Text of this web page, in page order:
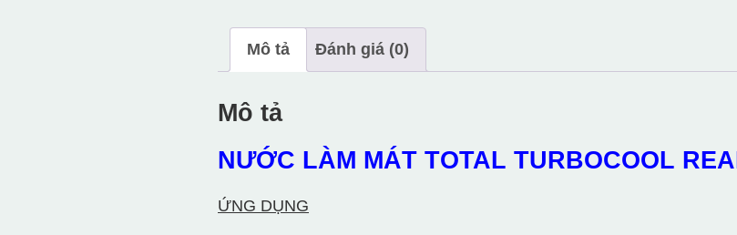
Mô tả Đánh giá (0)
Mô tả
NƯỚC LÀM MÁT TOTAL TURBOCOOL
ỨNG DỤNG